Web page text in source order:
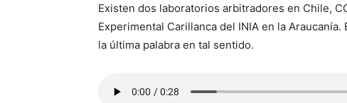
Existen dos laboratorios arbitradores en Chile,
Experimental Carillanca del INIA en la
la última palabra en tal sentido.